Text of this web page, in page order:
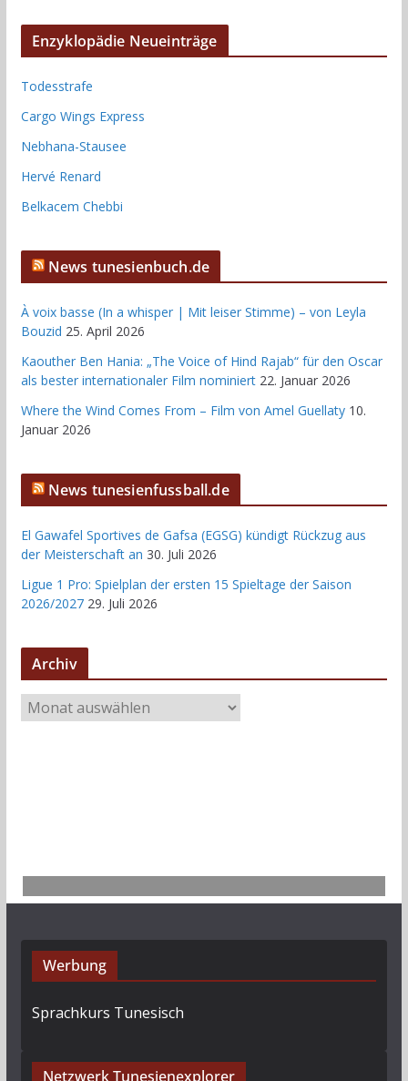
Enzyklopädie Neueinträge
Todesstrafe
Cargo Wings Express
Nebhana-Stausee
Hervé Renard
Belkacem Chebbi
News tunesienbuch.de
À voix basse (In a whisper | Mit leiser Stimme) – von Leyla
Bouzid 25. April 2026
Kaouther Ben Hania: „The Voice of Hind Rajab“ für den Oscar
als bester internationaler Film nominiert 22. Januar 2026
Where the Wind Comes From – Film von Amel Guellaty 10.
Januar 2026
News tunesienfussball.de
El Gawafel Sportives de Gafsa (EGSG) kündigt Rückzug aus
der Meisterschaft an 30. Juli 2026
Ligue 1 Pro: Spielplan der ersten 15 Spieltage der Saison
2026/2027 29. Juli 2026
Archiv
r
Werbung
Sprachkurs Tunesisch
Netzwerk Tunesienexplorer